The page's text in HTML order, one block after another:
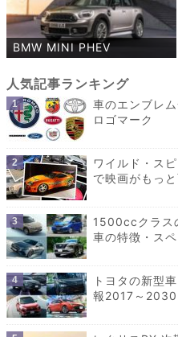
BMW MINI PHEV
車のエンブレ
ロゴマーク
ワイルド・ス
で映画がもっと
1500ccクラス
車の特徴・ス
トヨタの新型
報2017～2030